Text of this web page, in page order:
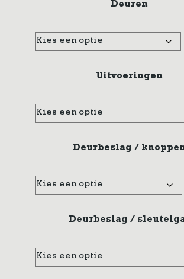
Deuren
Uitvoeringen
Deurbeslag /
Deurbeslag /